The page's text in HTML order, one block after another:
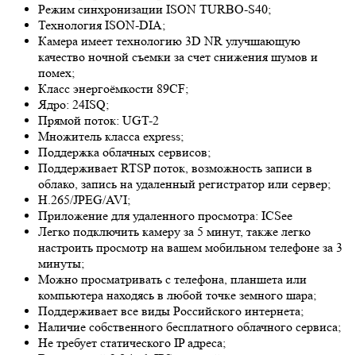
Режим синхронизации ISON TURBO-S40;
Технология ISON-DIA;
Камера имеет технологию 3D NR улучшающую
качество ночной съемки за счет снижения шумов и
помех;
Класс энергоёмкости 89CF;
Ядро: 24ISQ;
Прямой поток: UGT-2
Множитель класса express;
Поддержка облачных сервисов;
Поддерживает RTSP поток, возможность записи в
облако, запись на удаленный регистратор или сервер;
H.265/JPEG/AVI;
Приложение для удаленного просмотра: ICSee
Легко подключить камеру за 5 минут, также легко
настроить просмотр на вашем мобильном телефоне за 3
минуты;
Можно просматривать с телефона, планшета или
компьютера находясь в любой точке земного шара;
Поддерживает все виды Российского интернета;
Наличие собственного бесплатного облачного сервиса;
Не требует статического IP адреса;